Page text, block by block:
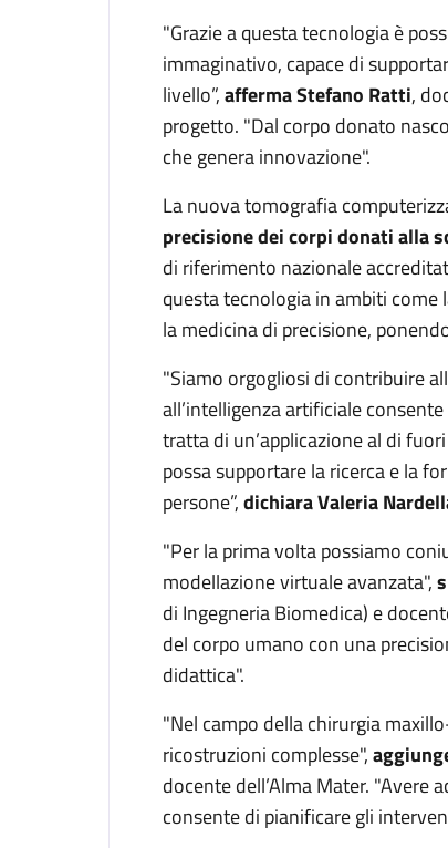
"Grazie a questa tecnologia è
immaginativo, capace di
livello”,afferma Stefano Ratti,
progetto. "Dal corpo donato
che genera innovazione".
La nuova tomografia
precisione dei corpi donati alla
di riferimento nazionale
questa tecnologia in ambiti
la medicina di precisione,
"Siamo orgogliosi di contribuire
all’intelligenza artificiale
tratta di un’applicazione al di
possa supportare la ricerca e la
persone”,dichiara Valeria
"Per la prima volta possiamo
modellazione virtuale avanzata",
di Ingegneria Biomedica) e
del corpo umano con una
didattica".
"Nel campo della chirurgia
ricostruzioni complesse",
docente dell’Alma Mater.
consente di pianificare gli